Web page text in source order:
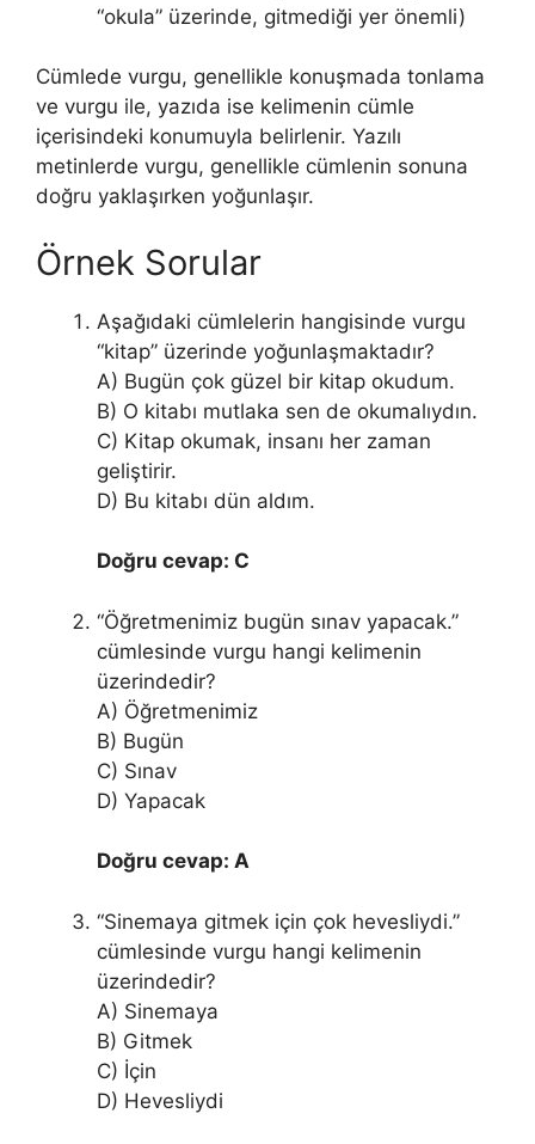
“okula” üzerinde, gitmediği yer önemli)
Cümlede vurgu, genellikle konuşmada tonlama
ve vurgu ile, yazıda ise kelimenin cümle
içerisindeki konumuyla belirlenir. Yazılı
metinlerde vurgu, genellikle cümlenin sonuna
doğru yaklaşırken yoğunlaşır.
Örnek Sorular
Aşağıdaki cümlelerin hangisinde vurgu
“kitap” üzerinde yoğunlaşmaktadır?
A) Bugün çok güzel bir kitap okudum.
B) O kitabı mutlaka sen de okumalıydın.
C) Kitap okumak, insanı her zaman
geliştirir.
D) Bu kitabı dün aldım.
Doğru cevap: C
“Öğretmenimiz bugün sınav yapacak.”
cümlesinde vurgu hangi kelimenin
üzerindedir?
A) Öğretmenimiz
B) Bugün
C) Sınav
D) Yapacak
Doğru cevap: A
“Sinemaya gitmek için çok hevesliydi.”
cümlesinde vurgu hangi kelimenin
üzerindedir?
A) Sinemaya
B) Gitmek
C) İçin
D) Hevesliydi